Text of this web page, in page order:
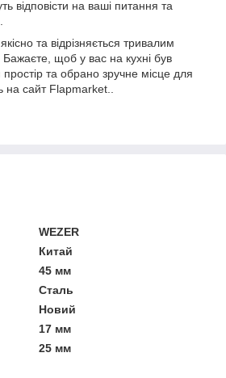
відповісти на ваші питання та
та відрізняється тривалим
Бажаєте, щоб у вас на кухні був
та обрано зручне місце для
на сайт Flapmarket..
WEZER
Китай
45 мм
Сталь
Новий
17 мм
25 мм